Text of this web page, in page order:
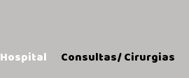
Hospital Consultas/ Cirurgias